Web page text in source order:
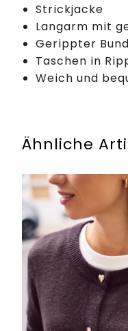
Strickjacke
Langarm mit
Gerippter
Taschen in
Weich und
Ähnliche